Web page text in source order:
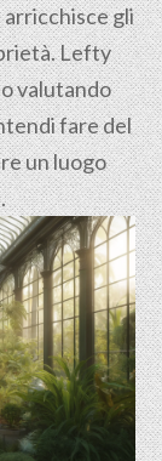
gli
Lefty
valutando
fare del
un luogo